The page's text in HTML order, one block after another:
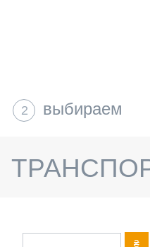
выбираем
2
₴